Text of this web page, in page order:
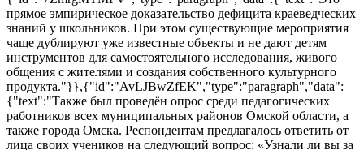
прямое эмпирическое доказательство дефицита краеведческих
знаний у школьников. При этом существующие мероприятия
чаще дублируют уже известные объекты и не дают детям
инструментов для самостоятельного исследования, живого
общения с жителями и создания собственного культурного
продукта."}},{"id":"AvLJBwZfEK","type":"paragraph","data":
{"text":"Также был проведён опрос среди педагогических
работников всех муниципальных районов Омской области, а
также города Омска. Респондентам предлагалось ответить от
лица своих учеников на следующий вопрос: «Узнали ли вы за